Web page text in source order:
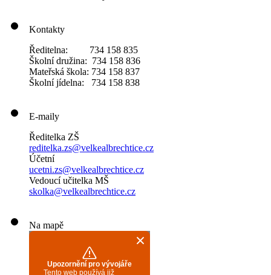
Kontakty
Ředitelna: 734 158 835
Školní družina: 734 158 836
Mateřská škola: 734 158 837
Školní jídelna: 734 158 838
E-maily
Ředitelka ZŠ
reditelka.zs@velkealbrechtice.cz
Účetní
ucetni.zs@velkealbrechtice.cz
Vedoucí učitelka MŠ
skolka@velkealbrechtice.cz
Na mapě